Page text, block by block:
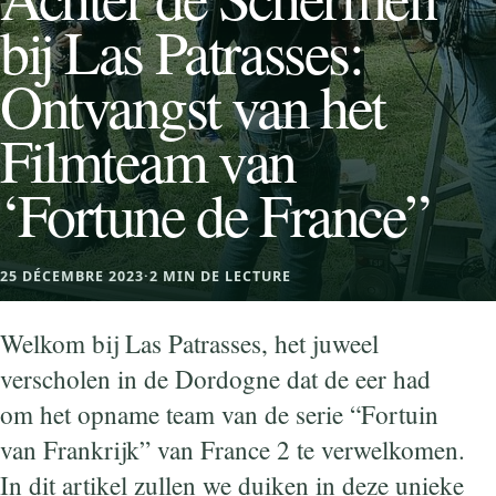
bij Las Patrasses:
Ontvangst van het
Filmteam van
‘Fortune de France”
25 DÉCEMBRE 2023·2 MIN DE LECTURE
Welkom bij Las Patrasses, het juweel
verscholen in de Dordogne dat de eer had
om het opname team van de serie “Fortuin
van Frankrijk” van France 2 te verwelkomen.
In dit artikel zullen we duiken in deze unieke